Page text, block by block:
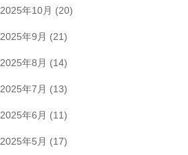
2025年10月 (20)
2025年9月 (21)
2025年8月 (14)
2025年7月 (13)
2025年6月 (11)
2025年5月 (17)